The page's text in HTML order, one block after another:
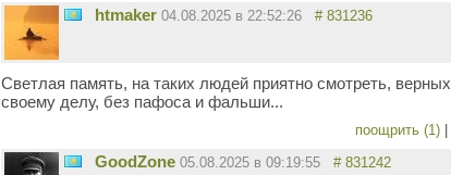
htmaker 04.08.2025 в 22:52:26 # 831236
Светлая память, на таких людей приятно смотреть, верных
своему делу, без пафоса и фальши...
поощрить (1) |
GoodZone 05.08.2025 в 09:19:55 # 831242